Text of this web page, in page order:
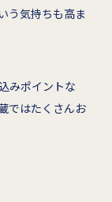
う気持ちも高ま
みポイントな
ではたくさんお